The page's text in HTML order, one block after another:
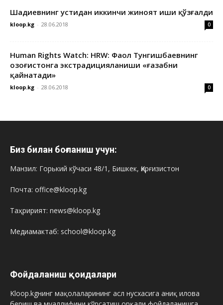
Шадиевнинг устидан иккинчи жиноят иши қўзғалди
kloop.kg - 28.06.2018 0
Human Rights Watch: HRW: Фаол Тунгишбаевнинг
Қозоғистонга экстрадицияланиши «ғазабни
қайнатади»
kloop.kg - 28.06.2018 0
Биз билан боғланиш учун:
Манзил: Горький кўчаси 48/1, Бишкек, Қирғизистон
Почта: office@kloop.kg
Таҳририят: news@kloop.kg
Медиамактаб: school@kloop.kg
Фойдаланиш қоидалари
Kloop.kgнинг мақолаларининг асл нусхасига аниқ илова